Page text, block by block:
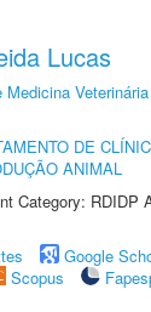
Lucas
Medicina
DE
ANIMAL
Category: RDIDP
Google
Scopus